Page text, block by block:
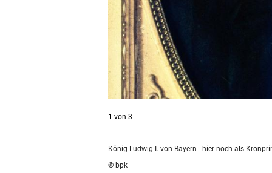
1 von 3
König Ludwig I. von Bayern - hier noch als
© bpk